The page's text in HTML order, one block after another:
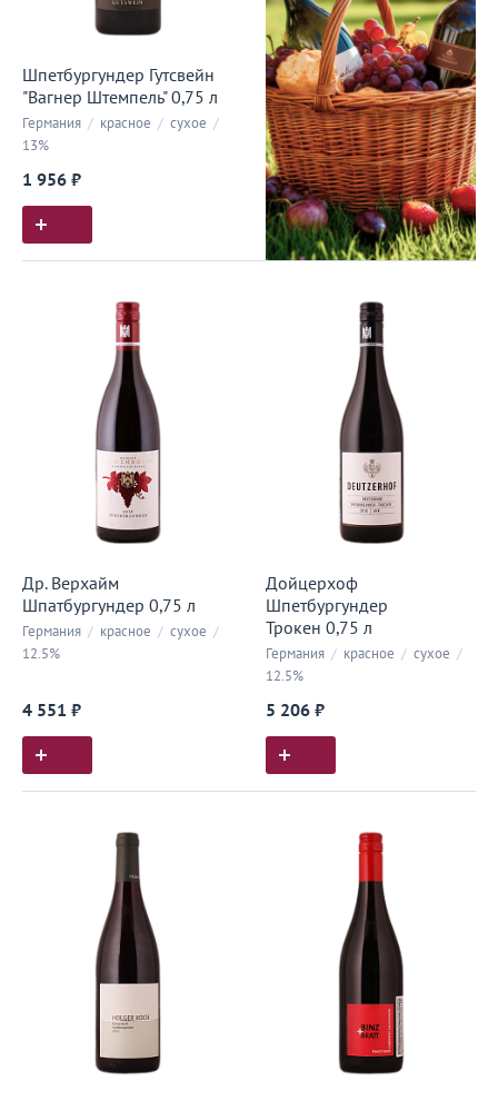
Шпетбургундер Гутсвейн
"Вагнер Штемпель" 0,75 л
Германия / красное / сухое /
13%
1 956 ₽
Др. Верхайм
Шпатбургундер 0,75 л
Германия / красное / сухое /
12.5%
4 551 ₽
Дойцерхоф
Шпетбургундер
Трокен 0,75 л
Германия / красное / сухое /
12.5%
5 206 ₽